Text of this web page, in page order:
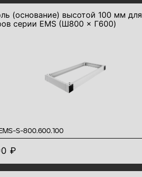
(основание) высотой 100 мм для
серии EMS (Ш800 × Г600)
S-800.600.100
₽